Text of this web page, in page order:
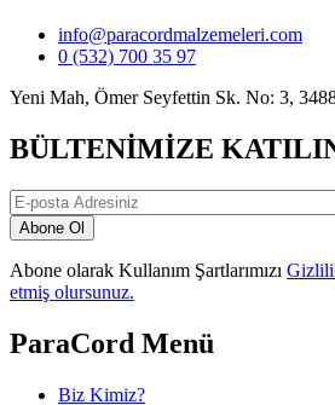
info@paracordmalzemeleri.com
0 (532) 700 35 97
Yeni Mah, Ömer Seyfettin Sk. No: 3,
BÜLTENİMİZE
Abone Ol
Abone olarak Kullanım Şartlarımızı
etmiş olursunuz.
ParaCord Menü
Biz Kimiz?